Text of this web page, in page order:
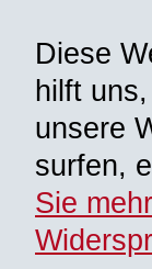
Diese
hilft
unsere
surfen,
Sie